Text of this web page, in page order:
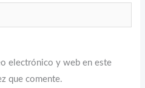
electrónico y web en este
que comente.